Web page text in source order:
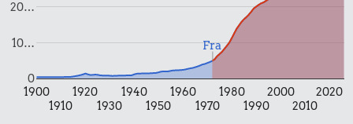
1900
1910
1920
1930
1940
1950
1960
1970
1980
1990
2000
2010
2020
0
10…
20…
Fra